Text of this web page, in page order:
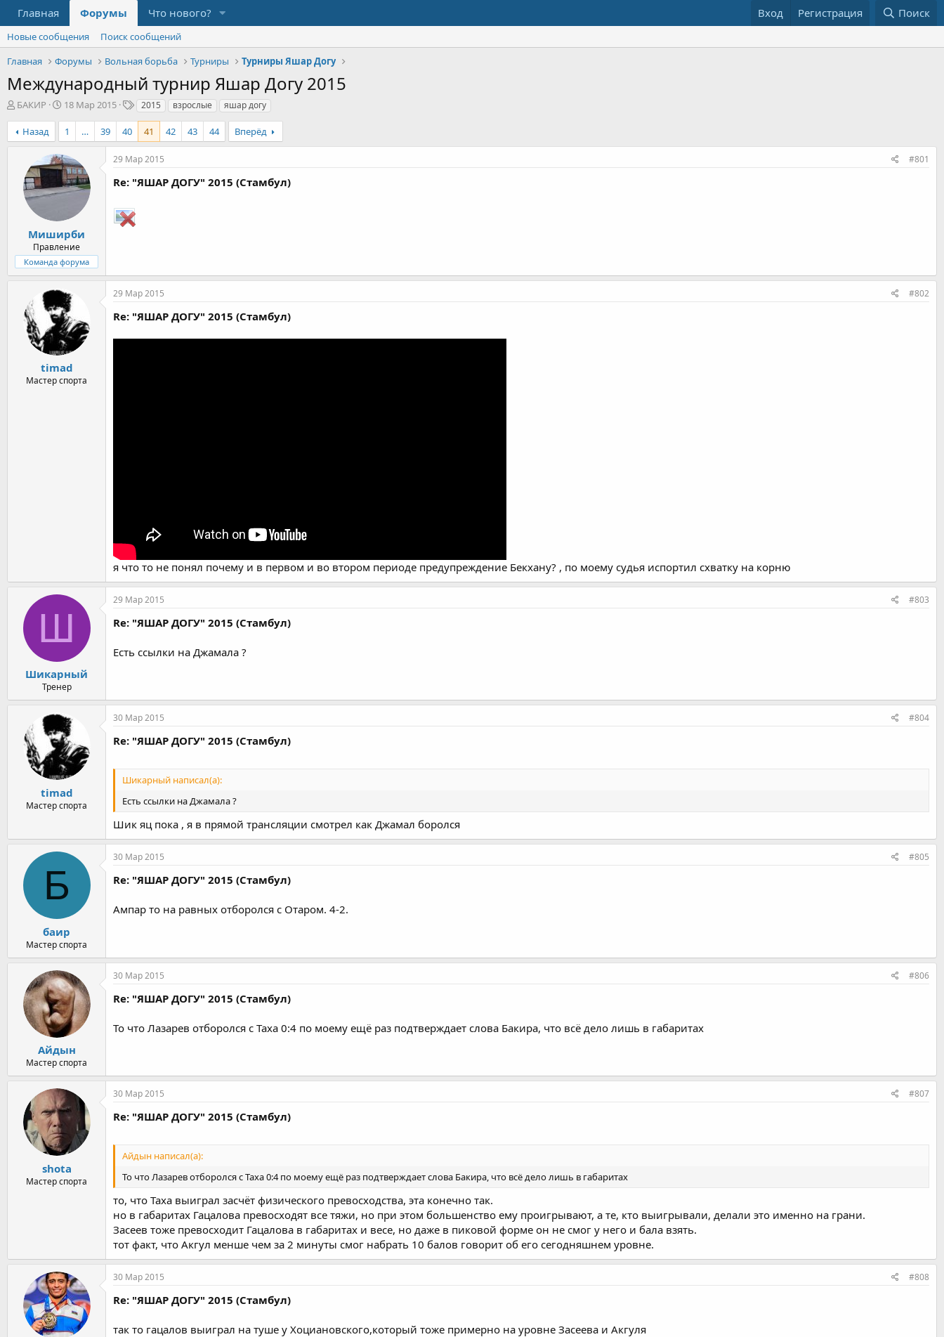
Главная Форумы Что нового? Вход Регистрация Поиск
Новые сообщения
Поиск сообщений
Главная
Форумы Вольная борьба Турниры Турниры Яшар Догу
Международный турнир Яшар Догу 2015
А
т
о
БАКИР
Д
т
а
н
а
ч
а
а
18 Мар 2015
Т
и
2015 взрослые яшар догу
Назад 1 … 39 40 41 42 43 44 Вперёд
Миширби
Правление
Команда форума
29 Мар 2015 #801
Re: "ЯШАР ДОГУ" 2015 (Стамбул)
timad
Мастер спорта
29 Мар 2015 #802
Re: "ЯШАР ДОГУ" 2015 (Стамбул)
я что то не понял почему и в первом и во втором периоде предупреждение Бекхану? , по моему судья испортил схватку на корню
Ш
Шикарный
Тренер
29 Мар 2015 #803
Re: "ЯШАР ДОГУ" 2015 (Стамбул)
Есть ссылки на Джамала ?
timad
Мастер спорта
30 Мар 2015 #804
Re: "ЯШАР ДОГУ" 2015 (Стамбул)
Шикарный написал(а):
Есть ссылки на Джамала ?
Шик яц пока , я в прямой трансляции смотрел как Джамал боролся
Б
баир
Мастер спорта
30 Мар 2015 #805
Re: "ЯШАР ДОГУ" 2015 (Стамбул)
Ампар то на равных отборолся с Отаром. 4-2.
Айдын
Мастер спорта
30 Мар 2015 #806
Re: "ЯШАР ДОГУ" 2015 (Стамбул)
То что Лазарев отборолся с Таха 0:4 по моему ещё раз подтверждает слова Бакира, что всё дело лишь в габаритах
shota
Мастер спорта
30 Мар 2015 #807
Re: "ЯШАР ДОГУ" 2015 (Стамбул)
Айдын написал(а):
То что Лазарев отборолся с Таха 0:4 по моему ещё раз подтверждает слова Бакира, что всё дело лишь в габаритах
то, что Таха выиграл засчёт физического превосходства, эта конечно так.
но в габаритах Гацалова превосходят все тяжи, но при этом большенство ему проигрывают, а те, кто выигрывали, делали это именно на грани.
Засеев тоже превосходит Гацалова в габаритах и весе, но даже в пиковой форме он не смог у него и бала взять.
тот факт, что Акгул менше чем за 2 минуты смог набрать 10 балов говорит об его сегодняшнем уровне.
30 Мар 2015 #808
Re: "ЯШАР ДОГУ" 2015 (Стамбул)
так то гацалов выиграл на туше у Хоциановского,который тоже примерно на уровне Засеева и Акгуля